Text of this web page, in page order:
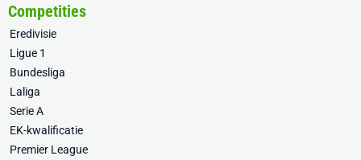
Competities
Eredivisie
Ligue 1
Bundesliga
Laliga
Serie A
EK-kwalificatie
Premier League